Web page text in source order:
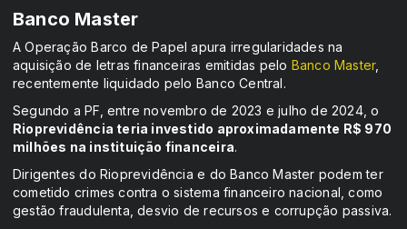
Banco Master
A Operação Barco de Papel apura irregularidades na
aquisição de letras financeiras emitidas pelo Banco Master,
recentemente liquidado pelo Banco Central.
Segundo a PF, entre novembro de 2023 e julho de 2024, o
Rioprevidência teria investido aproximadamente R$ 970
milhões na instituição financeira.
Dirigentes do Rioprevidência e do Banco Master podem ter
cometido crimes contra o sistema financeiro nacional, como
gestão fraudulenta, desvio de recursos e corrupção passiva.